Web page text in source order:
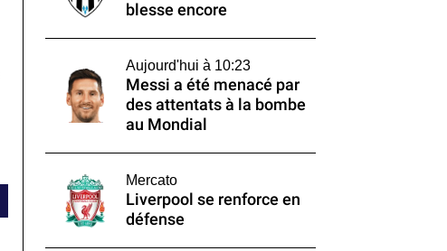
blesse encore
Aujourd'hui à 10:23
Messi a été menacé par
des attentats à la bombe
au Mondial
Mercato
Liverpool se renforce en
défense